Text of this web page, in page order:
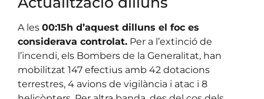
A les 00:15h d’aquest dilluns el foc es
considerava controlat. Per a l’extinció de
l’incendi, els Bombers de la Generalitat, han
mobilitzat 147 efectius amb 42 dotacions
terrestres, 4 avions de vigilància i atac i 8